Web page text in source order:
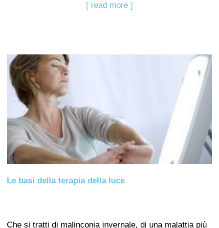
[ read more ]
Le basi della terapia della luce
Che si tratti di malinconia invernale, di una malattia più